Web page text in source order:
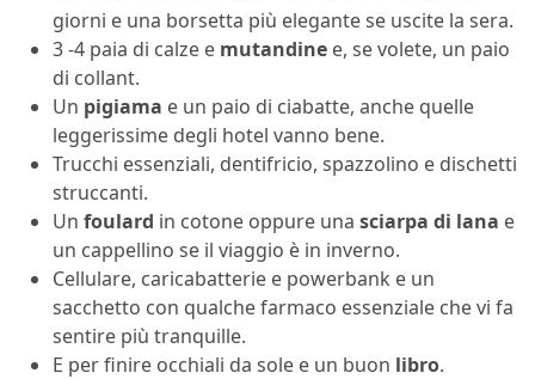
giorni e una borsetta più elegante se uscite la sera.
3 -4 paia di calze e mutandine e, se volete, un paio
di collant.
Un pigiama e un paio di ciabatte, anche quelle
leggerissime degli hotel vanno bene.
Trucchi essenziali, dentifricio, spazzolino e dischetti
struccanti.
Un foulard in cotone oppure una sciarpa di lana e
un cappellino se il viaggio è in inverno.
Cellulare, caricabatterie e powerbank e un
sacchetto con qualche farmaco essenziale che vi fa
sentire più tranquille.
E per finire occhiali da sole e un buon libro.